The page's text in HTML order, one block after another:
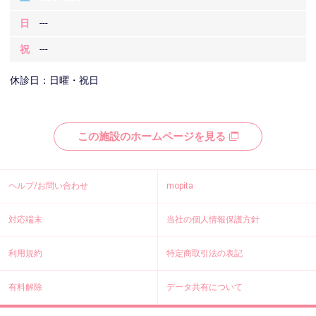
日 ---
祝 ---
休診日：日曜・祝日
この施設のホームページを見る
ヘルプ/お問い合わせ mopita
対応端末 当社の個人情報保護方針
利用規約 特定商取引法の表記
有料解除 データ共有について